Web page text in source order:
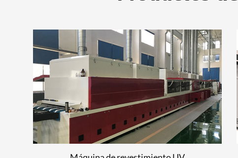
Ordenador a placa
LEER MÁS